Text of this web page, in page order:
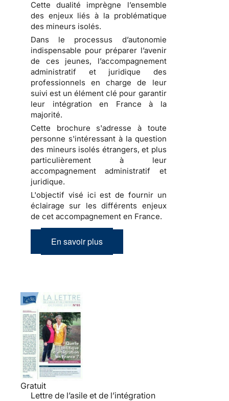
Cette dualité imprègne l’ensemble
des enjeux liés à la problématique
des mineurs isolés.
Dans le processus d’autonomie
indispensable pour préparer l’avenir
de ces jeunes, l’accompagnement
administratif et juridique des
professionnels en charge de leur
suivi est un élément clé pour garantir
leur intégration en France à la
majorité.
Cette brochure s'adresse à toute
personne s'intéressant à la question
des mineurs isolés étrangers, et plus
particulièrement à leur
accompagnement administratif et
juridique.
L'objectif visé ici est de fournir un
éclairage sur les différents enjeux
de cet accompagnement en France.
En savoir plus
Gratuit
Lettre de l’asile et de l’intégration